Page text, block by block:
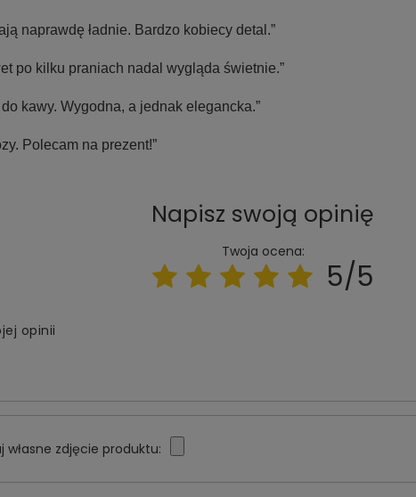
naprawdę ładnie. Bardzo kobiecy detal.”
po kilku praniach nadal wygląda świetnie.”
kawy. Wygodna, a jednak elegancka.”
Polecam na prezent!”
Napisz swoją opinię
Twoja ocena:
5/5
opinii
własne zdjęcie produktu: